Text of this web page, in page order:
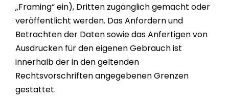
„Framing“ ein), Dritten zugänglich gemacht oder
veröffentlicht werden. Das Anfordern und
Betrachten der Daten sowie das Anfertigen von
Ausdrucken für den eigenen Gebrauch ist
innerhalb der in den geltenden
Rechtsvorschriften angegebenen Grenzen
gestattet.